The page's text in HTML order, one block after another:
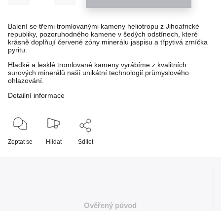
Balení se třemi tromlovanými kameny heliotropu z Jihoafrické
republiky, pozoruhodného kamene v šedých odstínech, které
krásně doplňují červené zóny minerálu jaspisu a třpytivá zrníčka
pyritu.
Hladké a lesklé tromlované kameny vyrábíme z kvalitních
surových minerálů naší unikátní technologií průmyslového
ohlazování.
Detailní informace
Zeptat se Hlídat Sdílet
Ověřený původ